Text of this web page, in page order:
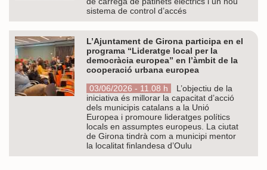
sistema de control d’accés
L’Ajuntament de Girona participa en el
programa “Lideratge local per la
democràcia europea” en l’àmbit de la
cooperació urbana europea
03/06/2026 - 11.08 h
L’objectiu de la
iniciativa és millorar la capacitat d’acció
dels municipis catalans a la Unió
Europea i promoure lideratges polítics
locals en assumptes europeus. La ciutat
de Girona tindrà com a municipi mentor
la localitat finlandesa d’Oulu